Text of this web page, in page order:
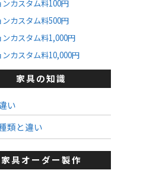
ンカスタム料100円
ンカスタム料500円
ンカスタム料1,000円
ンカスタム料10,000円
家具の知識
い
類と違い
家具オーダー製作